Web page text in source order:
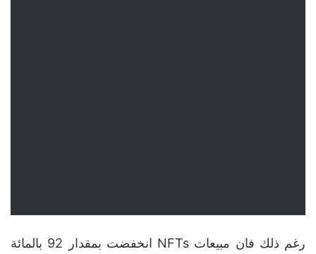
رغم ذلك فان مبيعات NFTs انخفضت بمقدار 92 بالمائة